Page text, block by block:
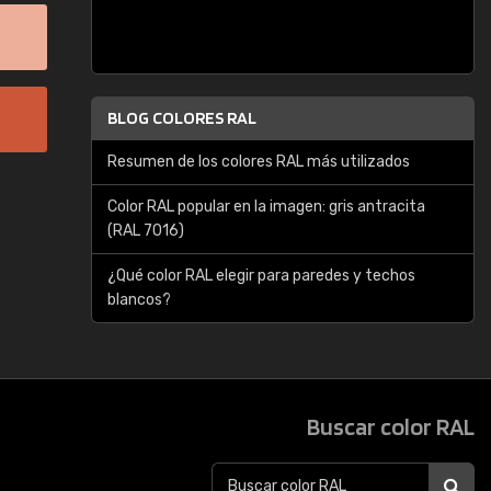
BLOG COLORES RAL
Resumen de los colores RAL más utilizados
Color RAL popular en la imagen: gris antracita
(RAL 7016)
¿Qué color RAL elegir para paredes y techos
blancos?
Buscar color RAL